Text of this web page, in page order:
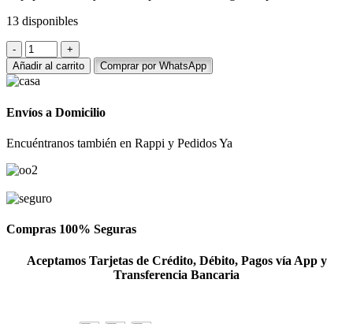
13 disponibles
Ramo
de
6
rosas
-
amarillas
Añadir al carrito Comprar por WhatsApp
Envíos a Domicilio
Encuéntranos también en Rappi y Pedidos Ya
Compras 100% Seguras
Aceptamos Tarjetas de Crédito, Débito, Pagos vía App y
Transferencia Bancaria